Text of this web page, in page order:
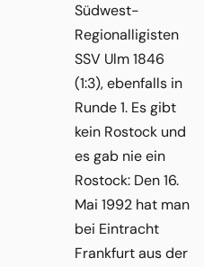
Südwest-
Regionalligisten
SSV Ulm 1846
(1:3), ebenfalls in
Runde 1. Es gibt
kein Rostock und
es gab nie ein
Rostock: Den 16.
Mai 1992 hat man
bei Eintracht
Frankfurt aus der